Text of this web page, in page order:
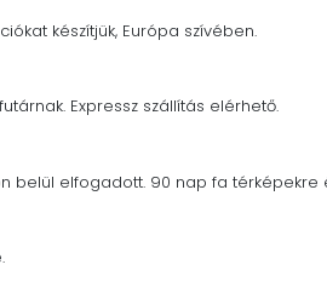
készítjük, Európa szívében.
Expressz szállítás elérhető.
belül elfogadott. 90 nap fa térképekre